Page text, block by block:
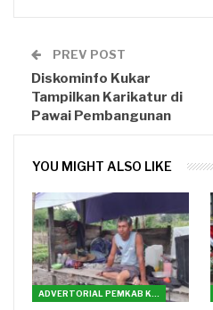
PREV POST
Diskominfo Kukar
Tampilkan Karikatur di
Pawai Pembangunan
YOU MIGHT ALSO LIKE